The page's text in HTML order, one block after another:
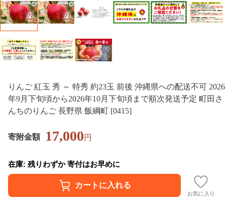
りんご 紅玉 秀 ～ 特秀 約23玉 前後 沖縄県への配送不可 2026
年9月下旬頃から2026年10月下旬頃まで順次発送予定 町田さ
んちのりんご 長野県 飯綱町 [0415]
寄附金額 17,000円
在庫: 残りわずか 寄付はお早めに
お気に入り